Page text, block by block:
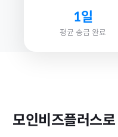
1일
평균 송금 완료
모인비즈플러스로